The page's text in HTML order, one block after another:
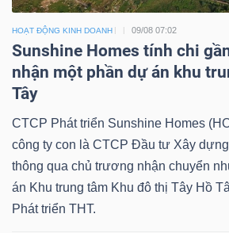
HOẠT ĐỘNG KINH DOANH 09/08 07:02
Sunshine Homes tính chi
nhận một phần dự án khu
Tây
CTCP Phát triển Sunshine Homes
công ty con là CTCP Đầu tư Xây
thông qua chủ trương nhận chuyển
án Khu trung tâm Khu đô thị Tây Hồ
Phát triển THT.